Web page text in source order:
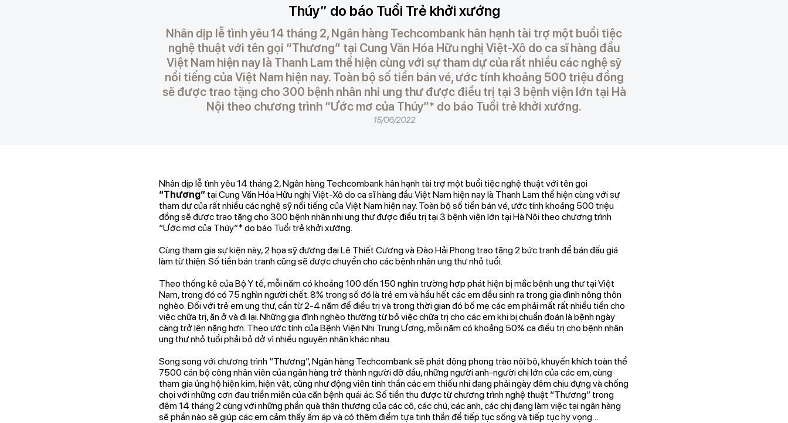
Thúy” do báo Tuổi Trẻ khởi xướng
Nhân dịp lễ tình yêu 14 tháng 2, Ngân hàng Techcombank hân hạnh tài trợ một buổi tiệc
nghệ thuật với tên gọi “Thương” tại Cung Văn Hóa Hữu nghị Việt-Xô do ca sĩ hàng đầu
Việt Nam hiện nay là Thanh Lam thể hiện cùng với sự tham dự của rất nhiều các nghệ sỹ
nổi tiếng của Việt Nam hiện nay. Toàn bộ số tiền bán vé, ước tính khoảng 500 triệu đồng
sẽ được trao tặng cho 300 bệnh nhân nhi ung thư được điều trị tại 3 bệnh viện lớn tại Hà
Nội theo chương trình “Ước mơ của Thúy”* do báo Tuổi trẻ khởi xướng.
15/06/2022
Nhân dịp lễ tình yêu 14 tháng 2, Ngân hàng Techcombank hân hạnh tài trợ một buổi tiệc nghệ thuật với tên gọi
“Thương”tại Cung Văn Hóa Hữu nghị Việt-Xô do ca sĩ hàng đầu Việt Nam hiện nay là Thanh Lam thể hiện cùng với sự
tham dự của rất nhiều các nghệ sỹ nổi tiếng của Việt Nam hiện nay. Toàn bộ số tiền bán vé, ước tính khoảng 500 triệu
đồng sẽ được trao tặng cho 300 bệnh nhân nhi ung thư được điều trị tại 3 bệnh viện lớn tại Hà Nội theo chương trình
“Ước mơ của Thúy”* do báo Tuổi trẻ khởi xướng.
Cùng tham gia sự kiện này, 2 họa sỹ đương đại Lê Thiết Cương và Đào Hải Phong trao tặng 2 bức tranh để bán đấu giá
làm từ thiện. Số tiền bán tranh cũng sẽ được chuyển cho các bệnh nhân ung thư nhỏ tuổi.
Theo thống kê của Bộ Y tế, mỗi năm có khoảng 100 đến 150 nghìn trường hợp phát hiện bị mắc bệnh ung thư tại Việt
Nam, trong đó có 75 nghìn người chết. 8% trong số đó là trẻ em và hầu hết các em đều sinh ra trong gia đình nông thôn
nghèo. Đối với trẻ em ung thư, cần từ 2-4 năm để điều trị và trong thời gian đó bố mẹ các em phải mất rất nhiều tiền cho
việc chữa trị, ăn ở và đi lại. Những gia đình nghèo thường từ bỏ việc chữa trị cho các em khi bị chuẩn đoán là bệnh ngày
càng trở lên nặng hơn. Theo ước tính của Bệnh Viện Nhi Trung Ương, mỗi năm có khoảng 50% ca điều trị cho bệnh nhân
ung thư nhỏ tuổi phải bỏ dở vì nhiều nguyên nhân khác nhau.
Song song với chương trình “Thương”, Ngân hàng Techcombank sẽ phát động phong trào nội bộ, khuyến khích toàn thể
7500 cán bộ công nhân viên của ngân hàng trở thành người đỡ đầu, những người anh-người chị lớn của các em, cùng
tham gia ủng hộ hiện kim, hiện vật; cũng như động viên tinh thần các em thiếu nhi đang phải ngày đêm chịu đựng và chống
chọi với những cơn đau triền miên của căn bệnh quái ác. Số tiền thu được từ chương trình nghệ thuật “Thương” trong
đêm 14 tháng 2 cùng với những phần quà thân thương của các cô, các chú, các anh, các chị đang làm việc tại ngân hàng
sẽ phần nào sẽ giúp các em cảm thấy ấm áp và có thêm điểm tựa tinh thần để tiếp tục sống và tiếp tục hy vọng…